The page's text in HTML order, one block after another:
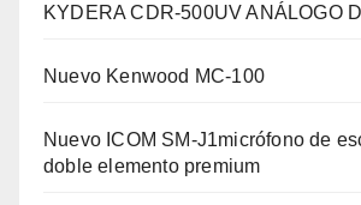
KYDERA CDR-500UV ANÁLOGO
Nuevo Kenwood MC-100
Nuevo ICOM SM-J1micrófono de
doble elemento premium